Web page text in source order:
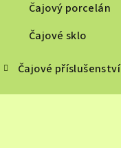
Čajový porcelán
Čajové sklo
Čajové příslušenství